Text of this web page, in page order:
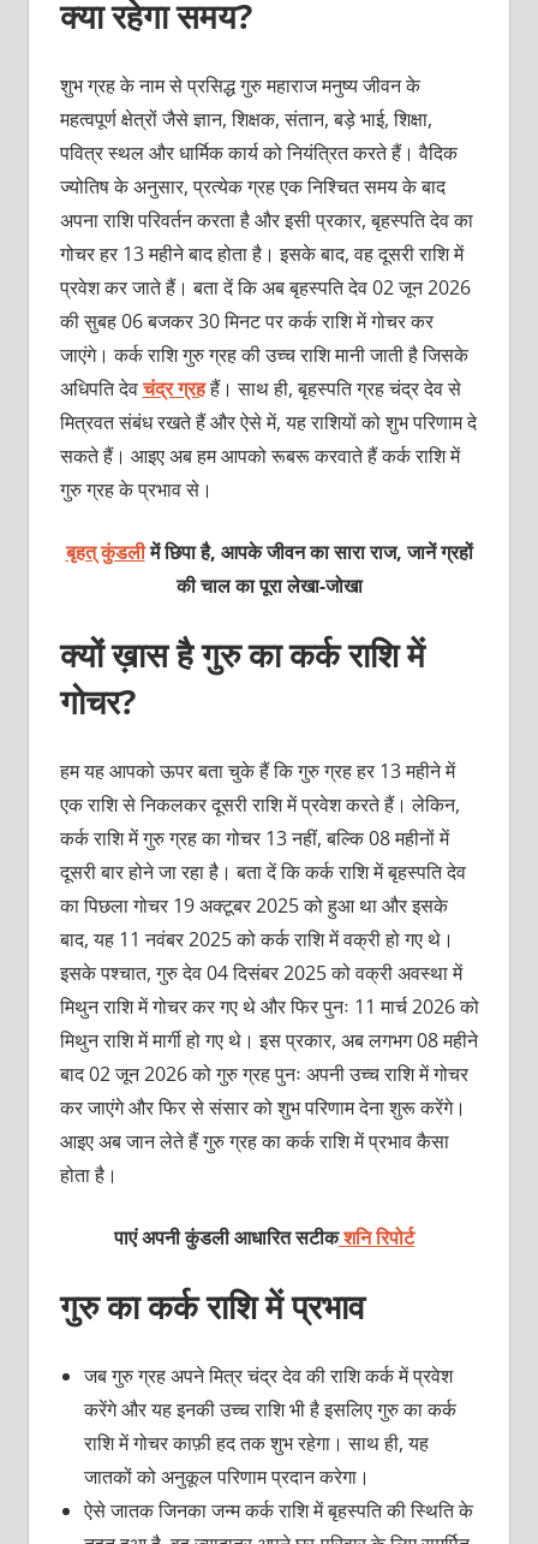
क्या रहेगा समय?
शुभ ग्रह के नाम से प्रसिद्ध गुरु महाराज मनुष्य जीवन के
महत्वपूर्ण क्षेत्रों जैसे ज्ञान, शिक्षक, संतान, बड़े भाई, शिक्षा,
पवित्र स्थल और धार्मिक कार्य को नियंत्रित करते हैं। वैदिक
ज्योतिष के अनुसार, प्रत्येक ग्रह एक निश्चित समय के बाद
अपना राशि परिवर्तन करता है और इसी प्रकार, बृहस्पति देव का
गोचर हर 13 महीने बाद होता है। इसके बाद, वह दूसरी राशि में
प्रवेश कर जाते हैं। बता दें कि अब बृहस्पति देव 02 जून 2026
की सुबह 06 बजकर 30 मिनट पर कर्क राशि में गोचर कर
जाएंगे। कर्क राशि गुरु ग्रह की उच्च राशि मानी जाती है जिसके
अधिपति देवचंद्र ग्रहहैं। साथ ही, बृहस्पति ग्रह चंद्र देव से
मित्रवत संबंध रखते हैं और ऐसे में, यह राशियों को शुभ परिणाम दे
सकते हैं। आइए अब हम आपको रूबरू करवाते हैं कर्क राशि में
गुरु ग्रह के प्रभाव से।
बृहत् कुंडलीमें छिपा है, आपके जीवन का सारा राज, जानें ग्रहों
की चाल का पूरा लेखा-जोखा
क्यों ख़ास है गुरु का कर्क राशि में
गोचर?
हम यह आपको ऊपर बता चुके हैं कि गुरु ग्रह हर 13 महीने में
एक राशि से निकलकर दूसरी राशि में प्रवेश करते हैं। लेकिन,
कर्क राशि में गुरु ग्रह का गोचर 13 नहीं, बल्कि 08 महीनों में
दूसरी बार होने जा रहा है। बता दें कि कर्क राशि में बृहस्पति देव
का पिछला गोचर 19 अक्टूबर 2025 को हुआ था और इसके
बाद, यह 11 नवंबर 2025 को कर्क राशि में वक्री हो गए थे।
इसके पश्चात, गुरु देव 04 दिसंबर 2025 को वक्री अवस्था में
मिथुन राशि में गोचर कर गए थे और फिर पुनः 11 मार्च 2026 को
मिथुन राशि में मार्गी हो गए थे। इस प्रकार, अब लगभग 08 महीने
बाद 02 जून 2026 को गुरु ग्रह पुनः अपनी उच्च राशि में गोचर
कर जाएंगे और फिर से संसार को शुभ परिणाम देना शुरू करेंगे।
आइए अब जान लेते हैं गुरु ग्रह का कर्क राशि में प्रभाव कैसा
होता है।
पाएं अपनी कुंडली आधारित सटीकशनि रिपोर्ट
गुरु का कर्क राशि में प्रभाव
जब गुरु ग्रह अपने मित्र चंद्र देव की राशि कर्क में प्रवेश
करेंगे और यह इनकी उच्च राशि भी है इसलिए गुरु का कर्क
राशि में गोचर काफ़ी हद तक शुभ रहेगा। साथ ही, यह
जातकों को अनुकूल परिणाम प्रदान करेगा।
ऐसे जातक जिनका जन्म कर्क राशि में बृहस्पति की स्थिति के